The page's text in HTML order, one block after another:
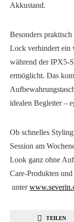
Akkustand.
Besonders
Lock verhindert ein
während der IPX5-
ermöglicht. Das
idealen Begleiter –
Ob schnelles
Session am
Look ganz ohne
Care-Produkten
unter
TEILEN